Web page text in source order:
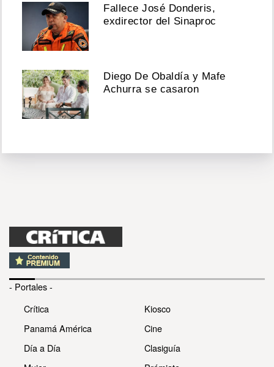
Fallece José Donderis,
exdirector del Sinaproc
Diego De Obaldía y Mafe
Achurra se casaron
- Portales -
Crítica
Panamá América
Día a Día
Kiosco
Cine
Clasiguía